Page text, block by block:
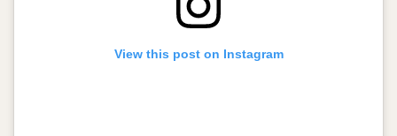
View this post on Instagram